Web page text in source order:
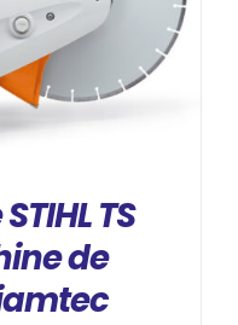
TS
de